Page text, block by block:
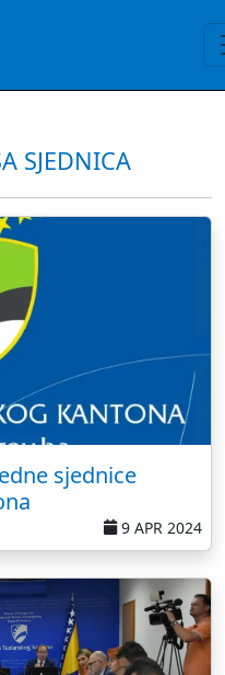
SJEDNICA
sjednice
9 APR 2024